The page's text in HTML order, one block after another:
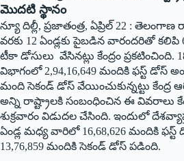
మొదటి స్థానం
న్యూ దిల్లీ, ప్రజాతంత్ర, ఏప్రిల్‌ 22 : ‌తెలంగాణ
వరకు 12 ఏండ్లకు పైబడిన వారందరితో కలిపి
‌టీకా డోసులు వేసినట్లు కేంద్రం ప్రకటించింది.
విభాగంలో 2,94,16,649 మందికి ఫస్ట్ ‌డోస్‌
మంది సెకండ్‌ ‌డోస్‌ ‌వేయించుకున్నట్టు కేంద్ర
అన్ని రాష్ట్రాలకి సంబంధించిన ఈ వివరాలు
శుక్రవారం విడుదల చేసింది. ఇందులో
ఏండ్ల మధ్య వారిలో 16,68,626 మందికి
13,76,859 మందికి సెకండ్‌ ‌డోస్‌ ‌పడింది.